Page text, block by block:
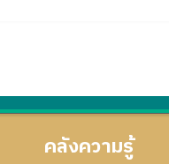
คลังความรู้